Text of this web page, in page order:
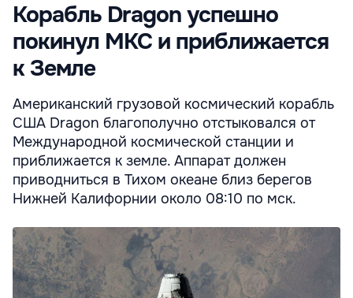
Корабль Dragon успешно
покинул МКС и приближается
к Земле
Американский грузовой космический корабль
США Dragon благополучно отстыковался от
Международной космической станции и
приближается к земле. Аппарат должен
приводниться в Тихом океане близ берегов
Нижней Калифорнии около 08:10 по мск.